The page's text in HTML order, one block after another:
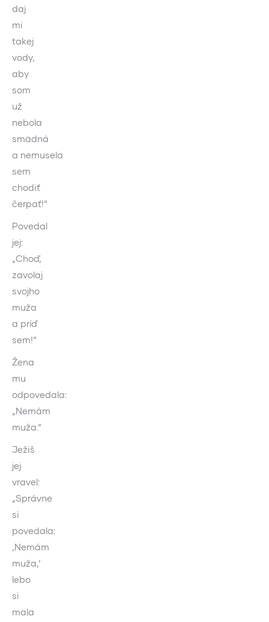
daj
mi
takej
vody,
aby
som
už
nebola
smädná
a nemusela
sem
chodiť
čerpať!“
Povedal
jej:
„Choď,
zavolaj
svojho
muža
a príď
sem!“
Žena
mu
odpovedala:
„Nemám
muža.“
Ježiš
jej
vravel:
„Správne
si
povedala:
‚Nemám
muža,‘
lebo
si
mala